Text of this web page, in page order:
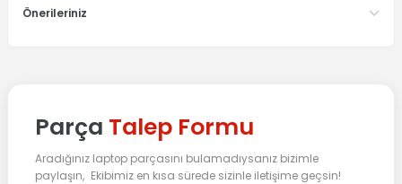
Önerileriniz
Parça Talep Formu
Aradığınız laptop parçasını bulamadıysanız bizimle
paylaşın, Ekibimiz en kısa sürede sizinle iletişime geçsin!